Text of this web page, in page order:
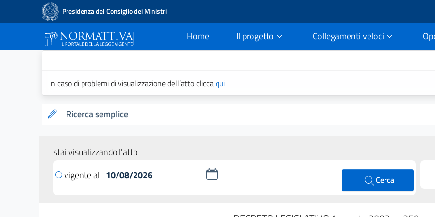
Presidenza del Consiglio dei Ministri
Home
current Il progetto Collegamenti veloci
In caso di problemi di visualizzazione dell’atto cliccaqui
Ricerca semplice
stai visualizzando l'atto
vigente al
Cerca